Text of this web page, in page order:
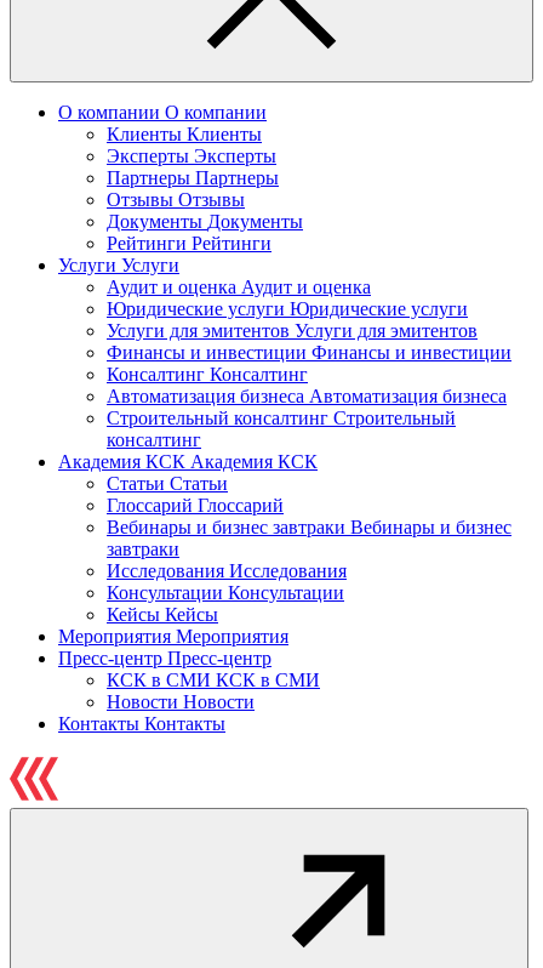
О компании О компании
Клиенты Клиенты
Эксперты Эксперты
Партнеры Партнеры
Отзывы Отзывы
Документы Документы
Рейтинги Рейтинги
Услуги Услуги
Аудит и оценка Аудит и оценка
Юридические услуги Юридические услуги
Услуги для эмитентов Услуги для эмитентов
Финансы и инвестиции Финансы и инвестиции
Консалтинг Консалтинг
Автоматизация бизнеса Автоматизация бизнеса
Строительный консалтинг Строительный
консалтинг
Академия КСК Академия КСК
Статьи Статьи
Глоссарий Глоссарий
Вебинары и бизнес завтраки Вебинары и бизнес
завтраки
Исследования Исследования
Консультации Консультации
Кейсы Кейсы
Мероприятия Мероприятия
Пресс-центр Пресс-центр
КСК в СМИ КСК в СМИ
Новости Новости
Контакты Контакты